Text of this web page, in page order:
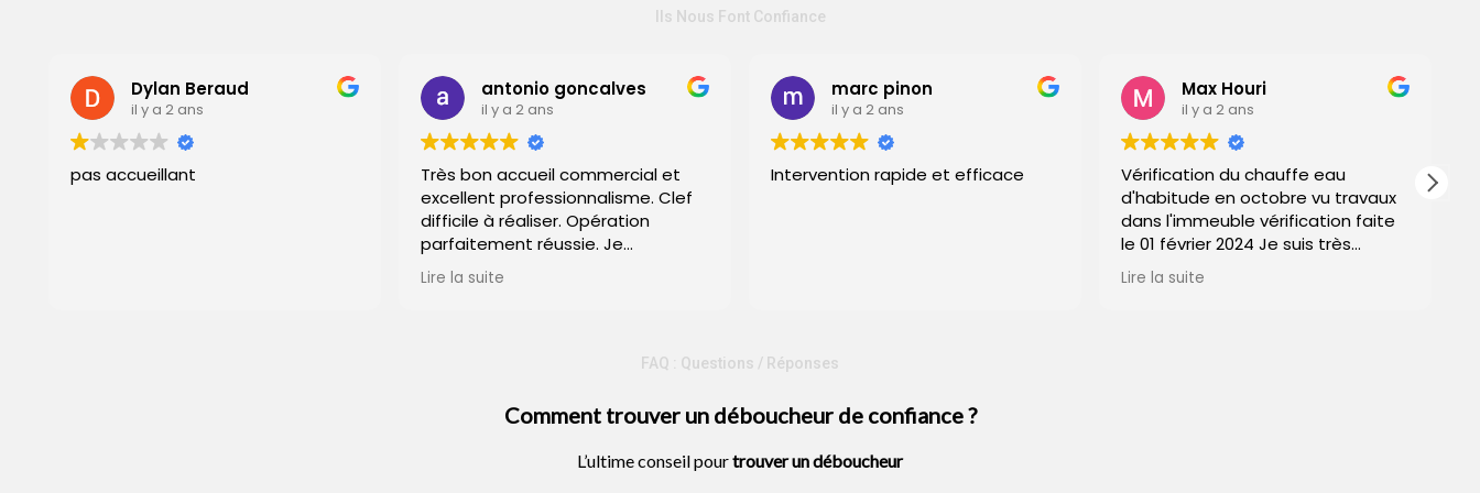
Ils Nous Font Confiance
Dylan Beraud
il y a 2 ans
pas accueillant
antonio goncalves
il y a 2 ans
Très bon accueil commercial et
excellent professionnalisme. Clef
difficile à réaliser. Opération
parfaitement réussie. Je
recommande. Merci à eux.
Lire la suite
marc pinon
il y a 2 ans
Intervention rapide et efficace
Max Houri
il y a 2 ans
Vérification du chauffe eau
d'habitude en octobre vu travaux
dans l'immeuble vérification faite
le 01 février 2024 Je suis très
content de cette entreprise délai
et tarif respectés et surtout LE
Lire la suite
FAQ : Questions / Réponses
Comment trouver un déboucheur de confiance ?
L’ultime conseil pourtrouver undéboucheur